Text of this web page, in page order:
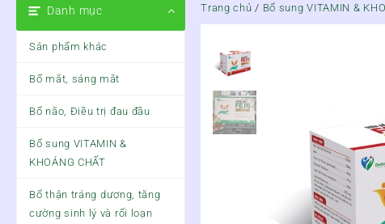
Danh mục
Sản phẩm khác
Bổ mắt, sáng mắt
Bổ não, Điều trị đau đầu
Bổ sung VITAMIN &
KHOÁNG CHẤT
Bổ thận tráng dương, tăng
cường sinh lý và rối loạn
Trang chủ / Bổ sung VITAMIN &